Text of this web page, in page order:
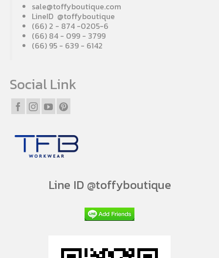
sale@toffyboutique.com
LineID @toffyboutique
(66) 2 - 874 -0205-6
(66) 84 - 099 - 3799
(66) 95 - 639 - 6142
Social Link
Line ID @toffyboutique